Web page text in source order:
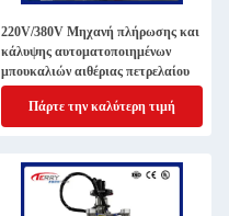
220V/380V Μηχανή πλήρωσης και
κάλυψης αυτοματοποιημένων
μπουκαλιών αιθέριας πετρελαίου
Πάρτε την καλύτερη τιμή